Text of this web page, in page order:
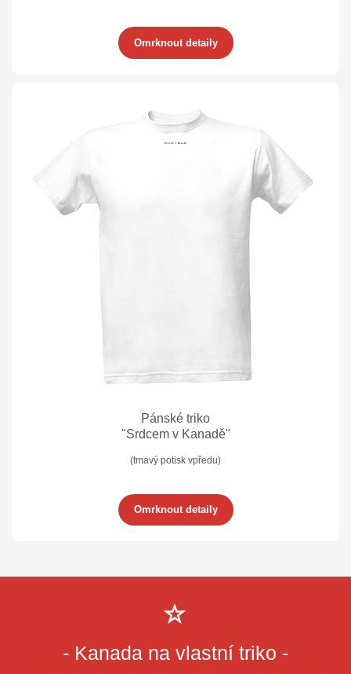
Omrknout detaily
Pánské triko
"Srdcem v Kanadě"
(tmavý potisk vpředu)
Omrknout detaily
- Kanada na vlastní triko -